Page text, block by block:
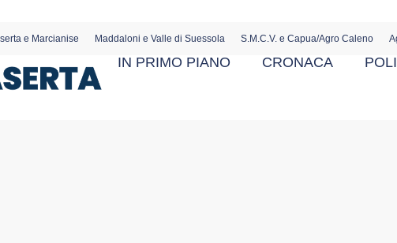
e Marcianise Maddaloni e Valle di Suessola S.M.C.V. e Capua/Agro Caleno
IN PRIMO PIANO CRONACA